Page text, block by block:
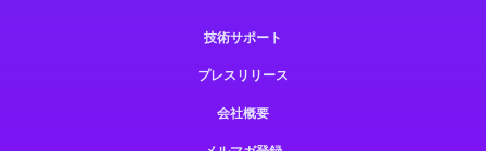
技術サポート
プレスリリース
会社概要